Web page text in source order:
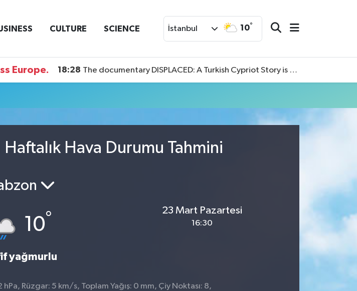
CULTURE SCIENCE İstanbul 10°
Europe. 18:28 The documentary DISPLACED: A Turkish Cypriot Story is now available to watch
Haftalık Hava Durumu Tahmini
10°
yağmurlu
23 Mart Pazartesi
16:30
hPa, Rüzgar: 5 km/s, Toplam Yağış: 0 mm, Çiy Noktası: 8,